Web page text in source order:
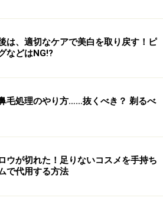
は、適切なケアで美白を取り戻す！ピ
などはNG!?
毛処理のやり方……抜くべき？ 剃るべ
ウが切れた！足りないコスメを手持ち
で代用する方法